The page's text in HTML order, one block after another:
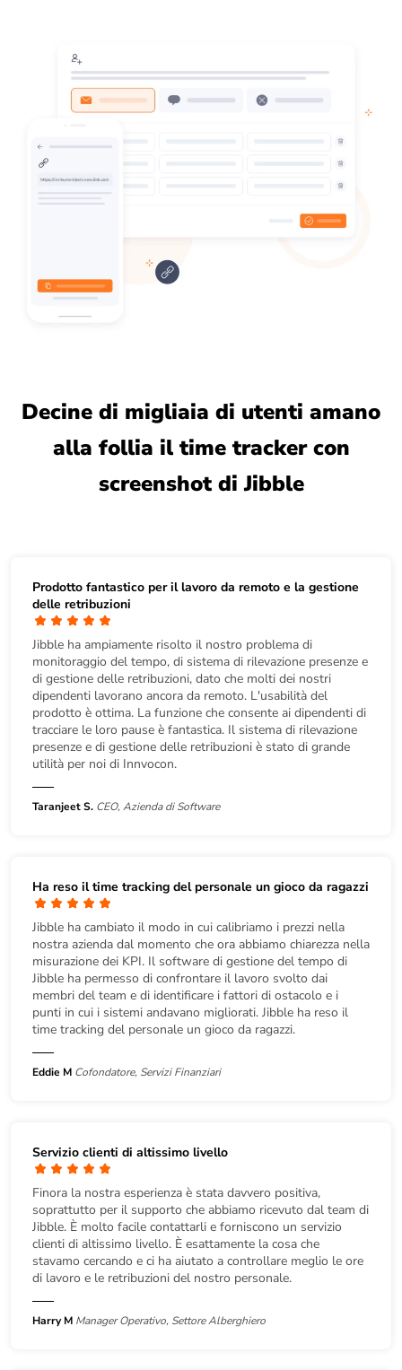
Decine di migliaia di utenti amano
alla follia il time tracker con
screenshot di Jibble
Prodotto fantastico per il lavoro da remoto e la gestione
delle retribuzioni
Jibble ha ampiamente risolto il nostro problema di
monitoraggio del tempo, di sistema di rilevazione presenze e
di gestione delle retribuzioni, dato che molti dei nostri
dipendenti lavorano ancora da remoto. L'usabilità del
prodotto è ottima. La funzione che consente ai dipendenti di
tracciare le loro pause è fantastica. Il sistema di rilevazione
presenze e di gestione delle retribuzioni è stato di grande
utilità per noi di Innvocon.
Taranjeet S. CEO, Azienda di Software
Ha reso il time tracking del personale un gioco da ragazzi
Jibble ha cambiato il modo in cui calibriamo i prezzi nella
nostra azienda dal momento che ora abbiamo chiarezza nella
misurazione dei KPI. Il software di gestione del tempo di
Jibble ha permesso di confrontare il lavoro svolto dai
membri del team e di identificare i fattori di ostacolo e i
punti in cui i sistemi andavano migliorati. Jibble ha reso il
time tracking del personale un gioco da ragazzi.
Eddie M Cofondatore, Servizi Finanziari
Servizio clienti di altissimo livello
Finora la nostra esperienza è stata davvero positiva,
soprattutto per il supporto che abbiamo ricevuto dal team di
Jibble. È molto facile contattarli e forniscono un servizio
clienti di altissimo livello. È esattamente la cosa che
stavamo cercando e ci ha aiutato a controllare meglio le ore
di lavoro e le retribuzioni del nostro personale.
Harry M Manager Operativo, Settore Alberghiero